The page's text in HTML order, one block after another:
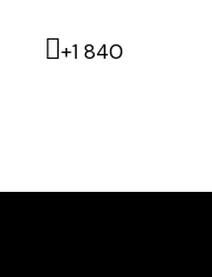
+1 840